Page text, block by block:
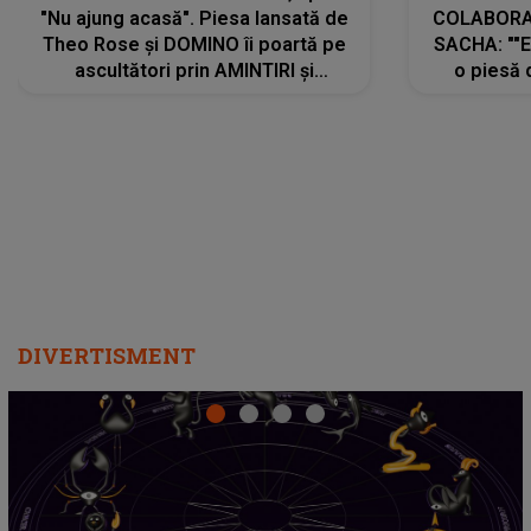
"Nu ajung acasă". Piesa lansată de
Theo Rose și DOMINO îi poartă pe
ascultători prin AMINTIRI și
SACHA:
o piesă
DIVERTISMENT